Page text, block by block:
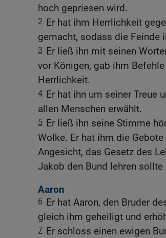
hoch gepriesen wird.
2 Er hat ihm Herrlichkeit
gemacht, sodass die Feinde
3 Er ließ ihn mit seinen
vor Königen, gab ihm
Herrlichkeit.
4 Er hat ihn um seiner Treue
allen Menschen erwählt.
5 Er ließ ihn seine Stimme
Wolke. Er hat ihm die
Angesicht, das Gesetz des
Jakob den Bund lehren
Aaron
6 Er hat Aaron, den Bruder
gleich ihm geheiligt und
7 Er schloss einen ewigen